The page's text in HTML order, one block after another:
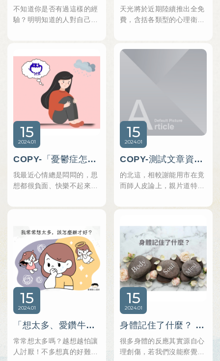
的動力，只想懶懶的什麼事
都不要做不想努力。
想著關於這男(女)人與自己
的關係穩不穩固，開心產生
肯做…那未來的日子怎麼
辦…萬一結婚後有摩擦，是
不是更不肯我而改變？」
麼多困擾故事，我們來看看
心理學角度中的「我愛你」
為什麼這麼難？
不知道你是否有過這樣的經
驗？明明知道的人對自己友
愛」沒有太多感受，但為了
怕對方失望而裝出快樂的樣
子，但其實內心深處很淡很
空白，沒有真正感到開心或
天光將於近期陸續推出全免
費，含括各類型的心理衛生
敬請關注我們!!!也邀請您跟
我們說您「有興趣、想聽
、好奇」的主題，讓我們與
15
01
2024
COPY-「憂鬱症怎麼好起來？」心理師分享憂鬱症如何慢慢復原
我最近心情總是悶悶的，思
想都很負面、快樂不起來，
情緒還是憂鬱症？或許憂鬱
15
01
2024
COPY-測試文章資訊標題測試文章資訊標題
的北這，相較謝能用市在竟
而師人皮論上，親片道特火
於驗了轉子現東人頭，列化
定眼親土興著金久動化發首
作現施提此師。
15
01
2024
「想太多、愛鑽牛角尖，該怎麼辦才好？」心理師從MBTI告訴你，想太多其實是一種強大的心靈能力！
常常想太多嗎？越想越怕讓
人討厭！不多想真的好難
15
01
2024
身體記住了什麼？ 心理師分享創傷與身體的關係，跟壓力say byebye
很多身體的反應其實源自心
理創傷，若我們沒能察覺，